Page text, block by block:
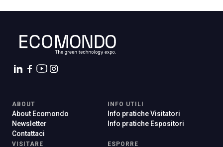
ABOUT
About Ecomondo
Newsletter
Contattaci
INFO UTILI
Info pratiche Visitatori
Info pratiche Espositori
VISITARE ESPORRE